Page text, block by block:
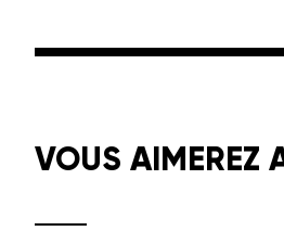
VOUS AIMEREZ